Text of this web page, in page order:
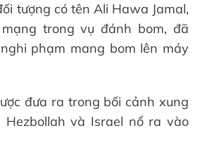
tượng có tên Ali Hawa Jamal,
trong vụ đánh bom, đã
phạm mang bom lên máy
đưa ra trong bối cảnh xung
và Israel nổ ra vào